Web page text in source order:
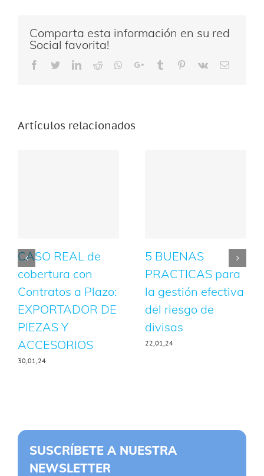
Comparta esta información en su red
Social favorita!
Facebook
TwitterLinkedIn
Reddit Whatsapp
Google+Tumblr Pinterest
Vk Email
Artículos relacionados
CASO REAL de
cobertura con
Contratos a Plazo:
EXPORTADOR DE
PIEZAS Y
ACCESORIOS
30,01,24
5 BUENAS
PRACTICAS para
la gestión efectiva
del riesgo de
divisas
22,01,24
SUSCRÍBETE A NUESTRA
NEWSLETTER